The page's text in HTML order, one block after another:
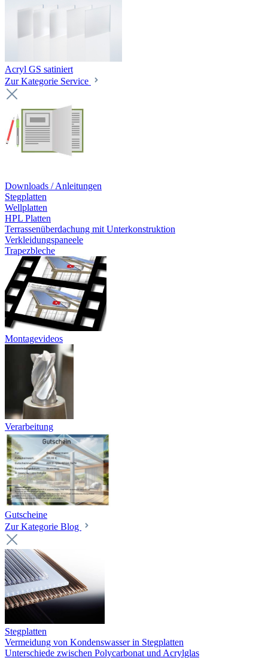
Acryl GS satiniert
Zur Kategorie Service
Downloads / Anleitungen
Stegplatten
Wellplatten
HPL Platten
Terrassenüberdachung mit Unterkonstruktion
Verkleidungspaneele
Trapezbleche
Montagevideos
Verarbeitung
Gutscheine
Zur Kategorie Blog
Stegplatten
Vermeidung von Kondenswasser in Stegplatten
Unterschiede zwischen Polycarbonat und Acrylglas